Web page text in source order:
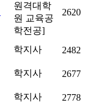
원격대학
원 교육공
학전공]
2620
학지사 2482
학지사 2677
학지사 2778